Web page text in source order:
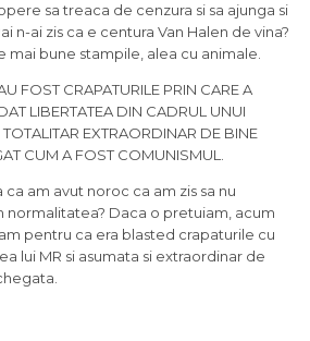
sa treaca de cenzura si sa ajunga si
n-ai zis ca e centura Van Halen de vina?
mai bune stampile, alea cu animale.
FOST CRAPATURILE PRIN CARE A
LIBERTATEA DIN CADRUL UNUI
TOTALITAR EXTRAORDINAR DE BINE
CUM A FOST COMUNISMUL.
ca am avut noroc ca am zis sa nu
normalitatea? Daca o pretuiam, acum
pentru ca era blasted crapaturile cu
lui MR si asumata si extraordinar de